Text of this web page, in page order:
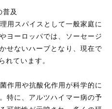
普及
用スパイスとして一般家庭に
ヨーロッパでは、ソーセージ
せないハーブとなり、現在で
れています。
作用や抗酸化作用が科学的に
特に、アルツハイマー病の予